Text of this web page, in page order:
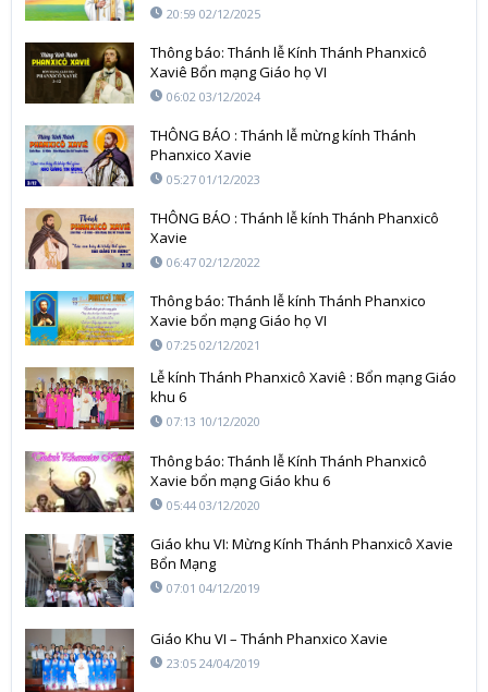
20:59 02/12/2025
Thông báo: Thánh lễ Kính Thánh Phanxicô
Xaviê Bổn mạng Giáo họ VI
06:02 03/12/2024
THÔNG BÁO : Thánh lễ mừng kính Thánh
Phanxico Xavie
05:27 01/12/2023
THÔNG BÁO : Thánh lễ kính Thánh Phanxicô
Xavie
06:47 02/12/2022
Thông báo: Thánh lễ kính Thánh Phanxico
Xavie bổn mạng Giáo họ VI
07:25 02/12/2021
Lễ kính Thánh Phanxicô Xaviê : Bổn mạng Giáo
khu 6
07:13 10/12/2020
Thông báo: Thánh lễ Kính Thánh Phanxicô
Xavie bổn mạng Giáo khu 6
05:44 03/12/2020
Giáo khu VI: Mừng Kính Thánh Phanxicô Xavie
Bổn Mạng
07:01 04/12/2019
Giáo Khu VI – Thánh Phanxico Xavie
23:05 24/04/2019